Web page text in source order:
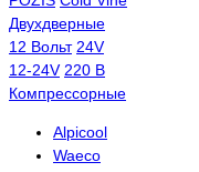
Двухдверные
12 Вольт 24V
12-24V 220 В
Компрессорные
Alpicool
Waeco